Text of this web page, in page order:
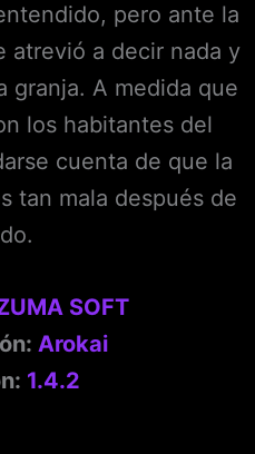
pero ante la
atrevió a decir nada y
granja. A medida que
los habitantes del
cuenta de que la
tan mala después de
SOFT
Arokai
1.4.2